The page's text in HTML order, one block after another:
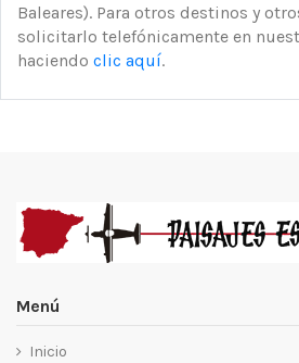
Baleares). Para otros destinos y
solicitarlo telefónicamente en
haciendo clic aquí.
Menú
Inicio